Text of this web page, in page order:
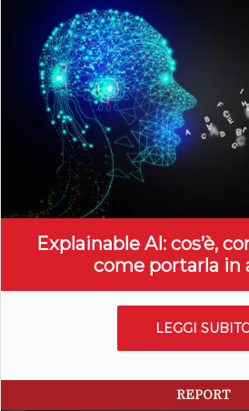
Explainable AI: cos’è,
come portarla in
LEGGI
REPORT